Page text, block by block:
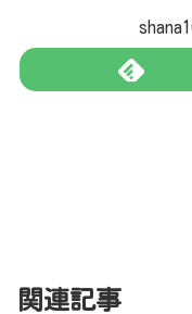
関連記事